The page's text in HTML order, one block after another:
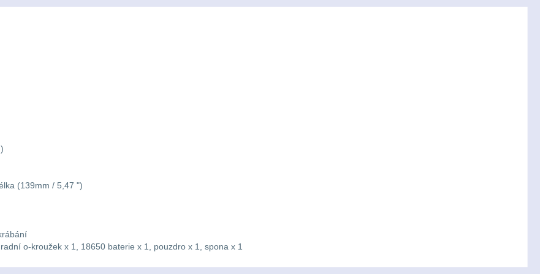
(139mm / 5,47 ")
o-kroužek x 1, 18650 baterie x 1, pouzdro x 1, spona x 1